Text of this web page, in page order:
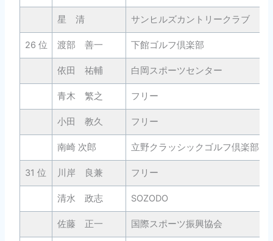
星 清 サンヒルズカントリークラブ
26 位 渡部 善一 下館ゴルフ倶楽部
依田 祐輔 白岡スポーツセンター
青木 繁之 フリー
小田 教久 フリー
南崎 次郎 立野クラッシックゴルフ倶楽部
31 位 川岸 良兼 フリー
清水 政志 SOZODO
佐藤 正一 国際スポーツ振興協会